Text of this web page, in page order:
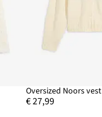
Oversized Noors vest
€ 27,99